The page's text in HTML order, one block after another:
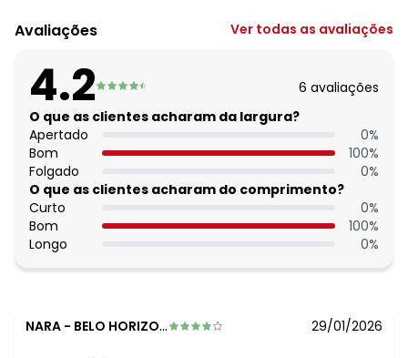
Decote frente: V
Forro: No busto
Estação: Verão
Situação de Uso: Praia
Composição Material: 90% Poliéster, 10% Elastano
Avaliações Ver todas as avaliações
4.2 6 avaliações
O que as clientes acharam da largura?
Apertado
0%
Bom
100%
Folgado
0%
O que as clientes acharam do comprimento?
Curto
0%
Bom
100%
Longo
0%
NARA - BELO HORIZONTE - MG 29/01/2026